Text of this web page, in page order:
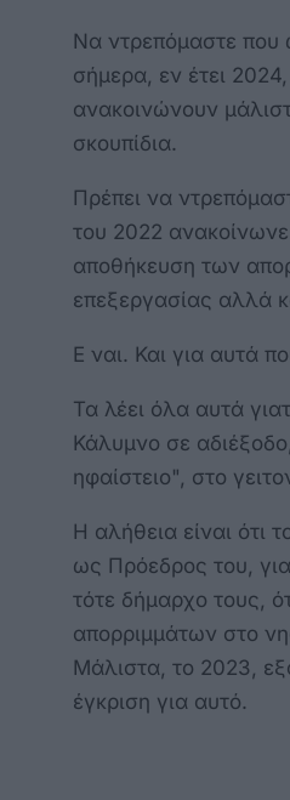
Να ντρεπόμαστε που
σήμερα, εν έτει
ανακοινώνουν
σκουπίδια.
Πρέπει να
του 2022 ανακοίνωνε
αποθήκευση των
επεξεργασίας αλλά
Ε ναι. Και για αυτά
Τα λέει όλα αυτά
Κάλυμνο σε
ηφαίστειο", στο
Η αλήθεια είναι ότι
ως Πρόεδρος του,
τότε δήμαρχο τους,
απορριμμάτων στο
Μάλιστα, το 2023,
έγκριση για αυτό.